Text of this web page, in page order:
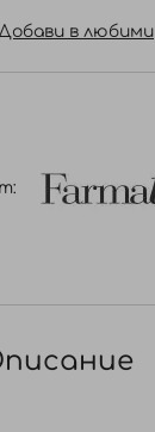
Добави в любими